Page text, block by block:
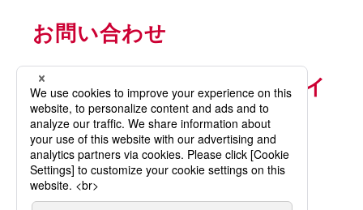
お問い合わせ
ウェブサイト利用ガイドライ
ン
プライバシーポリシー